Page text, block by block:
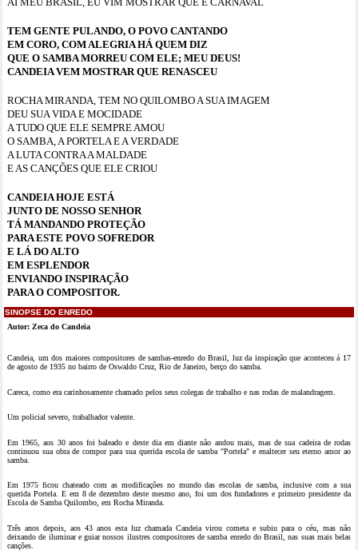
TEM GENTE PULANDO, O POVO CANTANDO
EM CORO, COM ALEGRIA HÁ QUEM DIZ
QUE O SAMBA MORREU COM ELE; MEU DEUS!
CANDEIA VEM MOSTRAR QUE RENASCEU
ROCHA MIRANDA, TEM NO QUILOMBO A SUA IMAGEM
DEU SUA VIDA E MOCIDADE
A TUDO QUE ELE SEMPRE AMOU
O SAMBA, A PORTELA E A VERDADE
A LUTA CONTRA A MALDADE
E AS CANÇÕES QUE ELE CRIOU
CANDEIA HOJE ESTÁ
JUNTO DE NOSSO SENHOR
TÁ MANDANDO PROTEÇÃO
PARA ESTE POVO SOFREDOR
E LÁ DO ALTO
EM ESPLENDOR
ENVIANDO INSPIRAÇÃO
PARA O COMPOSITOR.
SINOPSE DO ENREDO
Autor: Zeca do Candeia
Candeia, um dos maiores compositores de sambas-enredo do Brasil, luz da inspiração que aconteceu á 17
de agosto de 1935 no bairro de Oswaldo Cruz, Rio de Janeiro, berço do samba.
Careca, como era carinhosamente chamado pelos seus colegas de trabalho e nas rodas de malandragem.
Um policial severo, trabalhador valente.
Em 1965, aos 30 anos foi baleado e deste dia em diante não andou mais, mas de sua cadeira de rodas
continuou sua obra de compor para sua querida escola de samba "Portela" e enaltecer seu eterno amor ao
samba.
Em 1975 ficou chateado com as modificações no mundo das escolas de samba, inclusive com a sua
querida Portela. E em 8 de dezembro deste mesmo ano, foi um dos fundadores e primeiro presidente da
Escola de Samba Quilombo, em Rocha Miranda.
Três anos depois, aos 43 anos esta luz chamada Candeia virou cometa e subiu para o céu, mas não
deixando de iluminar e guiar nossos ilustres compositores de samba enredo do Brasil, nas suas mais belas
canções.